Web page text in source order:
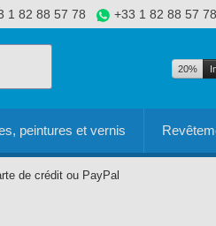
1 82 88 57 78 +33 1 82 88 57 78
20%
peintures et vernis
de crédit ou PayPal